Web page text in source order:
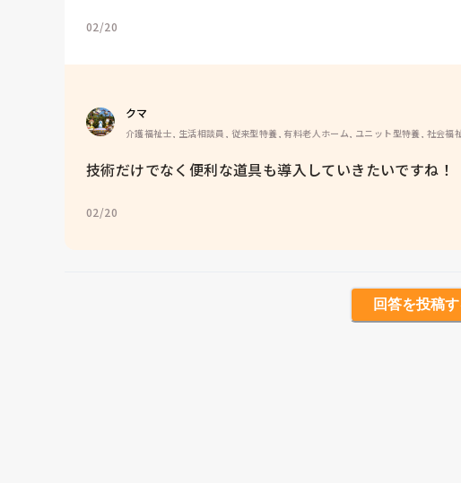
02/20
クマ
介護福祉士, 生活相談員, 従来型特養, 有料老人ホーム, ユニット型特養, 社会福
技術だけでなく便利な道具も導入していきたいですね！
02/20
回答を投稿